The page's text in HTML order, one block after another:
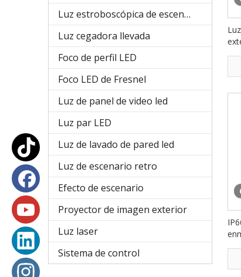
Luz estroboscópica de escenario
Luz cegadora llevada
Foco de perfil LED
Foco LED de Fresnel
Luz de panel de video led
Luz par LED
Luz de lavado de pared led
Luz de escenario retro
Efecto de escenario
Proyector de imagen exterior
Luz laser
Sistema de control